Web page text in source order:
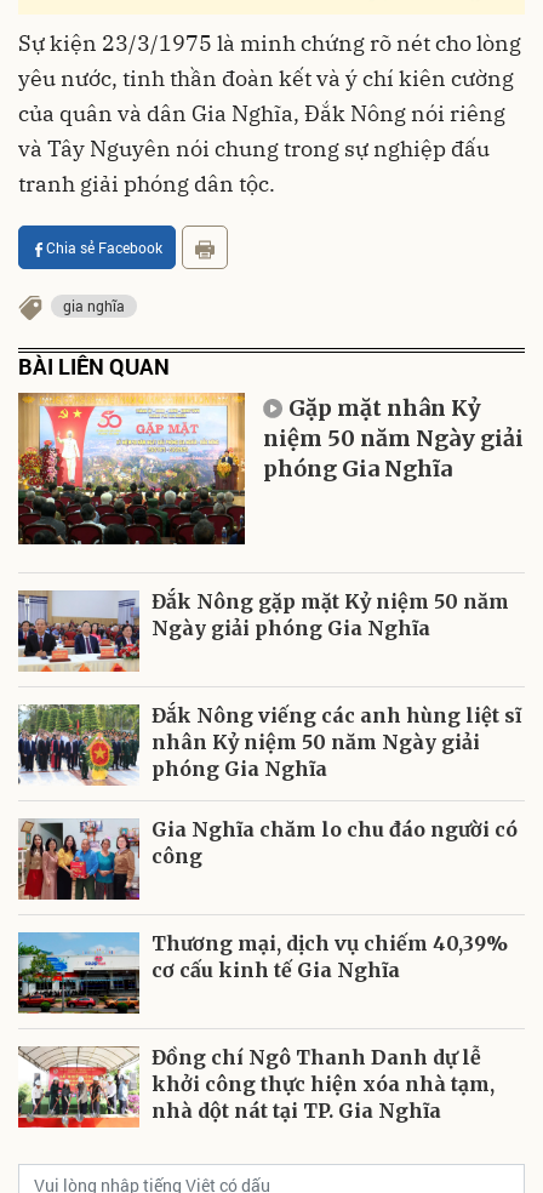
Sự kiện 23/3/1975 là minh chứng rõ nét cho lòng
yêu nước, tinh thần đoàn kết và ý chí kiên cường
của quân và dân Gia Nghĩa, Đắk Nông nói riêng
và Tây Nguyên nói chung trong sự nghiệp đấu
tranh giải phóng dân tộc.
Chia sẻ Facebook
gia nghĩa
BÀI LIÊN QUAN
Gặp mặt nhân Kỷ
niệm 50 năm Ngày giải
phóng Gia Nghĩa
Đắk Nông gặp mặt Kỷ niệm 50 năm
Ngày giải phóng Gia Nghĩa
Đắk Nông viếng các anh hùng liệt sĩ
nhân Kỷ niệm 50 năm Ngày giải
phóng Gia Nghĩa
Gia Nghĩa chăm lo chu đáo người có
công
Thương mại, dịch vụ chiếm 40,39%
cơ cấu kinh tế Gia Nghĩa
Đồng chí Ngô Thanh Danh dự lễ
khởi công thực hiện xóa nhà tạm,
nhà dột nát tại TP. Gia Nghĩa